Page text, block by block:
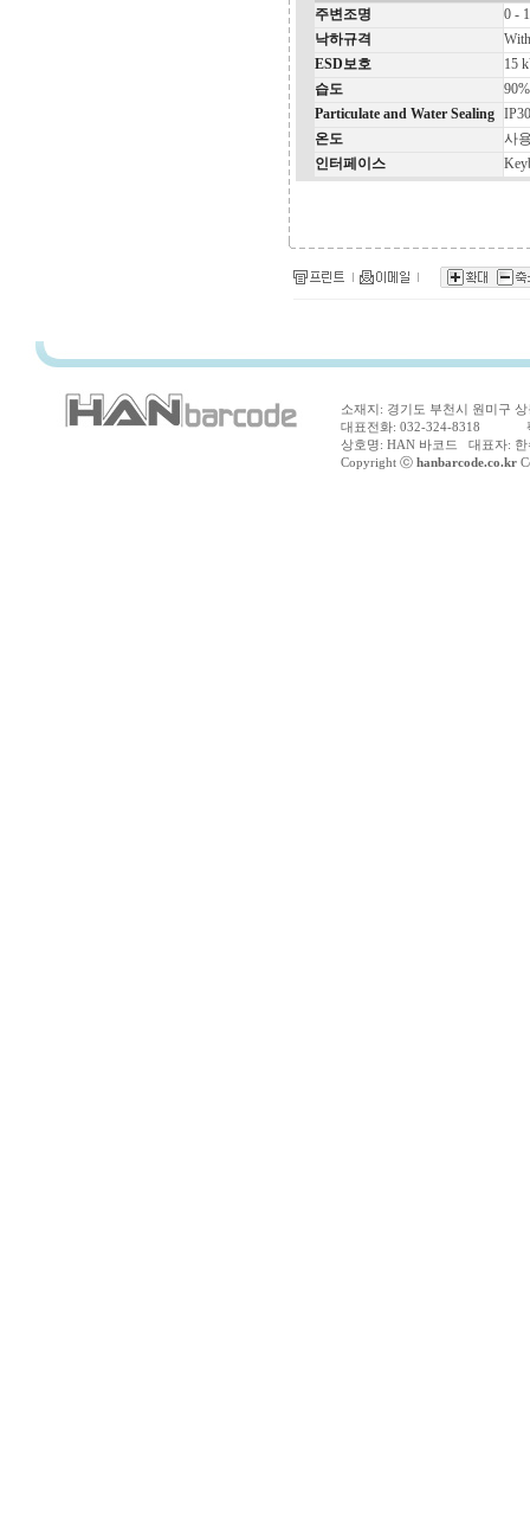
주변조명
0 -
낙하규격
ESD보호
15
습도
90%
Particulate and Water Sealing
IP30
온도
사
인터페이스
소재지: 경기도 부천시 원미구
대표전화: 032-324-8318 팩
상호명: HAN 바코드 대표자:
Copyright ⓒ hanbarcode.co.kr